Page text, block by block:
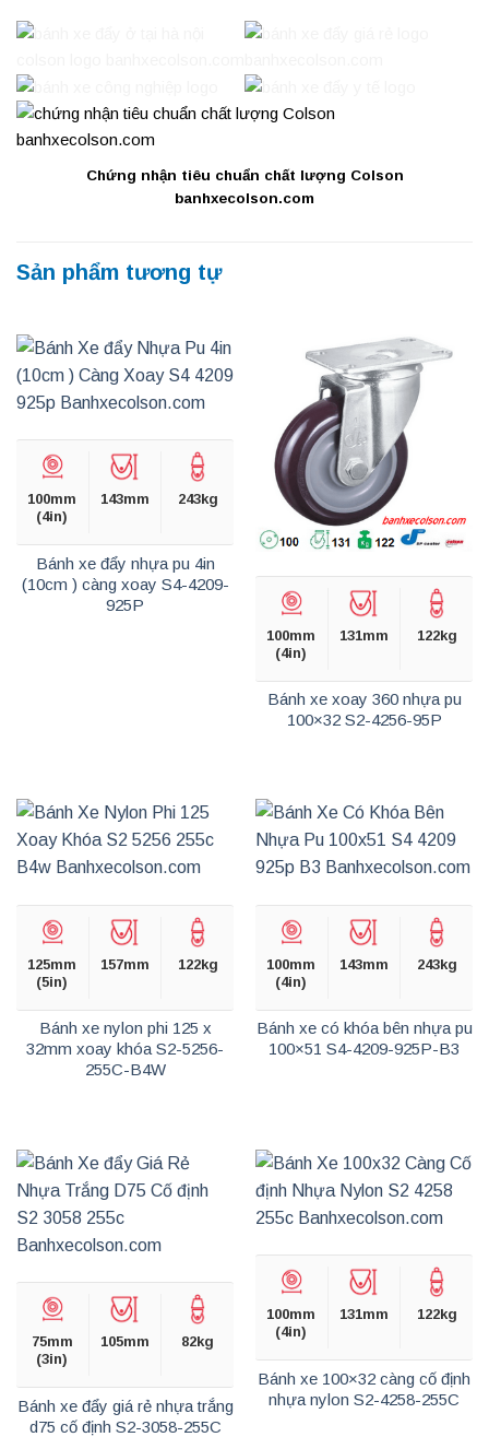
Chứng nhận tiêu chuẩn chất lượng Colson
banhxecolson.com
Sản phẩm tương tự
100mm
(4in)
143mm 243kg
Bánh xe đẩy nhựa pu 4in
(10cm ) càng xoay S4-4209-
925P
100mm
(4in)
131mm 122kg
Bánh xe xoay 360 nhựa pu
100×32 S2-4256-95P
125mm
(5in)
157mm 122kg
Bánh xe nylon phi 125 x
32mm xoay khóa S2-5256-
255C-B4W
100mm
(4in)
143mm 243kg
Bánh xe có khóa bên nhựa pu
100×51 S4-4209-925P-B3
75mm
(3in)
105mm 82kg
Bánh xe đẩy giá rẻ nhựa trắng
d75 cố định S2-3058-255C
100mm
(4in)
131mm 122kg
Bánh xe 100×32 càng cố định
nhựa nylon S2-4258-255C